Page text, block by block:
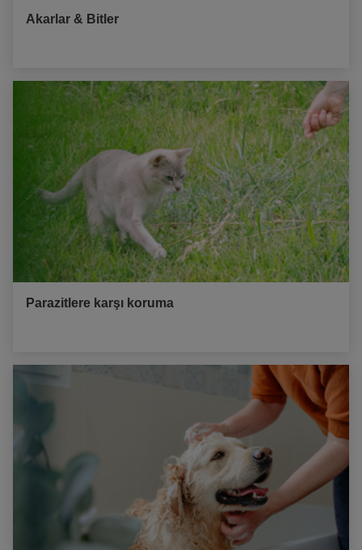
Akarlar & Bitler
Parazitlere karşı koruma